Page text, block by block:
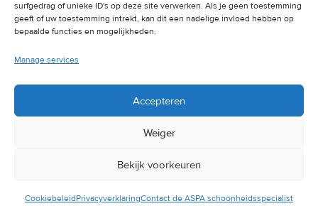
surfgedrag of unieke ID's op deze site verwerken. Als je geen toestemming
geeft of uw toestemming intrekt, kan dit een nadelige invloed hebben op
bepaalde functies en mogelijkheden.
Manage services
Accepteren
Weiger
Bekijk voorkeuren
CookiebeleidPrivacyverklaringContact de ASPA schoonheidsspecialist
Indien u een afspraak wilt wijzigen of annuleren, vragen wij
u dit 24 uur van tevoren door te geven. Anders worden de
© 2025 ASPA Direct